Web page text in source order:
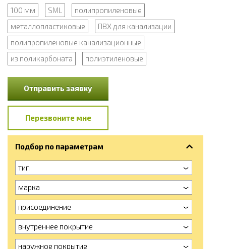
100 мм SML
полипропиленовые
металлопластиковые
ПВХ для канализации
полипропиленовые канализационные
из поликарбоната
полиэтиленовые
Отправить заявку
Перезвоните мне
Подбор по параметрам
тип
марка
присоединение
внутреннее покрытие
наружное покрытие